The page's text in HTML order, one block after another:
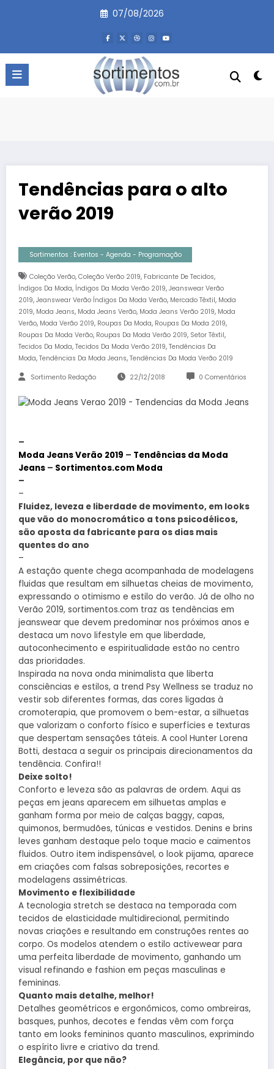
07/08/2026
Tendências para o alto
verão 2019
Sortimentos : Eventos - Agenda - Programação
Coleção Verão, Coleção Verão 2019, Fabricante De Tecidos,
Índigos Da Moda, Índigos Da Moda Verão 2019, Jeanswear Verão
2019, Jeanswear Verão Índigos Da Moda Verão, Mercado Têxtil, Moda
2019, Moda Jeans, Moda Jeans Verão, Moda Jeans Verão 2019, Moda
Verão, Moda Verão 2019, Roupas Da Moda, Roupas Da Moda 2019,
Roupas Da Moda Verão, Roupas Da Moda Verão 2019, Setor Têxtil,
Tecidos Da Moda, Tecidos Da Moda Verão 2019, Tendências Da
Moda, Tendências Da Moda Jeans, Tendências Da Moda Verão 2019
Sortimento Redação 22/12/2018 0 Comentários
–
Moda Jeans Verão 2019 – Tendências da Moda
Jeans – Sortimentos.com Moda
–
–
Fluidez, leveza e liberdade de movimento, em looks
que vão do monocromático a tons psicodélicos,
são aposta da fabricante para os dias mais
quentes do ano
–
A estação quente chega acompanhada de modelagens
fluidas que resultam em silhuetas cheias de movimento,
expressando o otimismo e estilo do verão. Já de olho no
Verão 2019, sortimentos.com traz as tendências em
jeanswear que devem predominar nos próximos anos e
destaca um novo lifestyle em que liberdade,
autoconhecimento e espiritualidade estão no centro
das prioridades.
Inspirada na nova onda minimalista que liberta
consciências e estilos, a trend Psy Wellness se traduz no
vestir sob diferentes formas, das cores ligadas à
cromoterapia, que promovem o bem-estar, a silhuetas
que valorizam o conforto físico e superfícies e texturas
que despertam sensações táteis. A cool Hunter Lorena
Botti, destaca a seguir os principais direcionamentos da
tendência. Confira!!
Deixe solto!
Conforto e leveza são as palavras de ordem. Aqui as
peças em jeans aparecem em silhuetas amplas e
ganham forma por meio de calças baggy, capas,
quimonos, bermudões, túnicas e vestidos. Denins e brins
leves ganham destaque pelo toque macio e caimentos
fluidos. Outro item indispensável, o look pijama, aparece
em criações com falsas sobreposições, recortes e
modelagens assimétricas.
Movimento e flexibilidade
A tecnologia stretch se destaca na temporada com
tecidos de elasticidade multidirecional, permitindo
novas criações e resultando em construções rentes ao
corpo. Os modelos atendem o estilo activewear para
uma perfeita liberdade de movimento, ganhando um
visual refinando e fashion em peças masculinas e
femininas.
Quanto mais detalhe, melhor!
Detalhes geométricos e ergonômicos, como ombreiras,
basques, punhos, decotes e fendas vêm com força
tanto em looks femininos quanto masculinos, exprimindo
o espírito livre e criativo da trend.
Elegância, por que não?